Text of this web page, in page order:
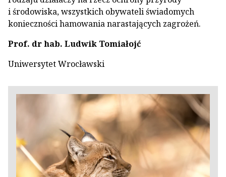
i środowiska, wszystkich obywateli świadomych
konieczności hamowania narastających zagrożeń.
Prof. dr hab. Ludwik Tomiałojć
Uniwersytet Wrocławski